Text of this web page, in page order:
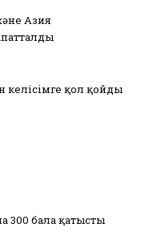
Азия
қол қойды
бала қатысты